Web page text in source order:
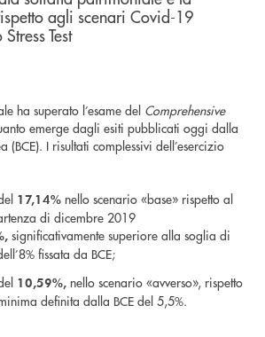
agli scenari Covid-19
Test
ha superato l’esame del Comprehensive
emerge dagli esiti pubblicati oggi dalla
(BCE). I risultati complessivi dell’esercizio
17,14% nello scenario «base» rispetto al
di dicembre 2019
significativamente superiore alla soglia di
fissata da BCE;
10,59%, nello scenario «avverso», rispetto
definita dalla BCE del 5,5%.